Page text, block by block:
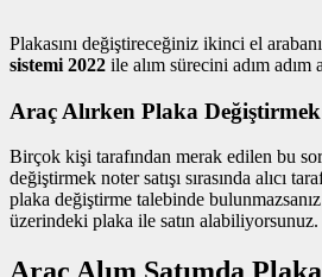
Plakasını değiştireceğiniz ikinci el
sistemi 2022 ile alım sürecini adım adım
Araç Alırken Plaka
Birçok kişi tarafından merak edilen bu
değiştirmek noter satışı sırasında alıcı
plaka değiştirme talebinde bulunmazsanız
üzerindeki plaka ile satın alabiliyorsunuz.